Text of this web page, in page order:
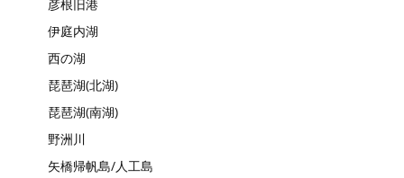
彦根旧港
伊庭内湖
西の湖
琵琶湖(北湖)
琵琶湖(南湖)
野洲川
矢橋帰帆島/人工島